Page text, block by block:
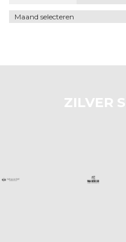
Archief
ZILVER